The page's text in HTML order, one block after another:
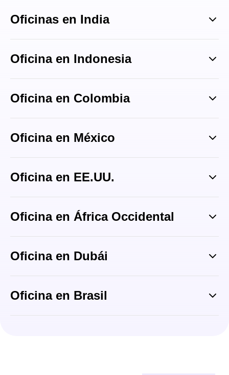
Oficinas en India
Oficina en Indonesia
Oficina en Colombia
Oficina en México
Oficina en EE.UU.
Oficina en África Occidental
Oficina en Dubái
Oficina en Brasil